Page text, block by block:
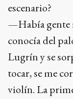
escenario?
—Había gente
conocía del
Lugrín y se
tocar, se me
violín. La